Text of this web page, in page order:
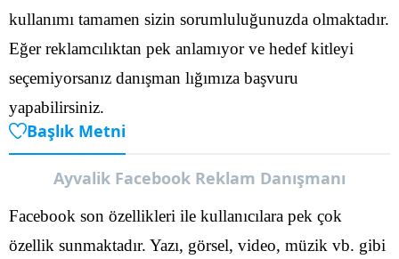
kullanımı tamamen sizin sorumluluğunuzda olmaktadır.
Eğer reklamcılıktan pek anlamıyor ve hedef kitleyi
seçemiyorsanız danışman lığımıza başvuru
yapabilirsiniz.
Başlık Metni
Ayvalik Facebook Reklam Danışmanı
Facebook son özellikleri ile kullanıcılara pek çok
özellik sunmaktadır. Yazı, görsel, video, müzik vb. gibi